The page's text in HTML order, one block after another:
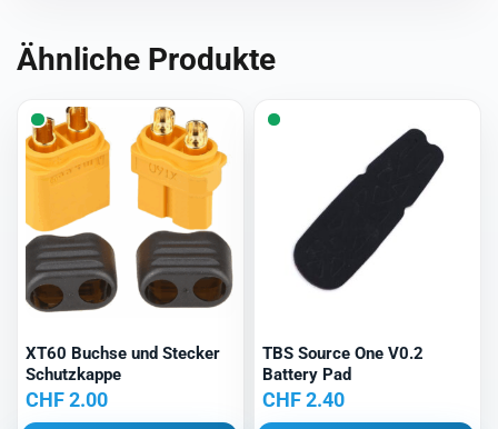
Ähnliche Produkte
XT60 Buchse und Stecker
Schutzkappe
CHF2.00
TBS Source One V0.2
Battery Pad
CHF2.40